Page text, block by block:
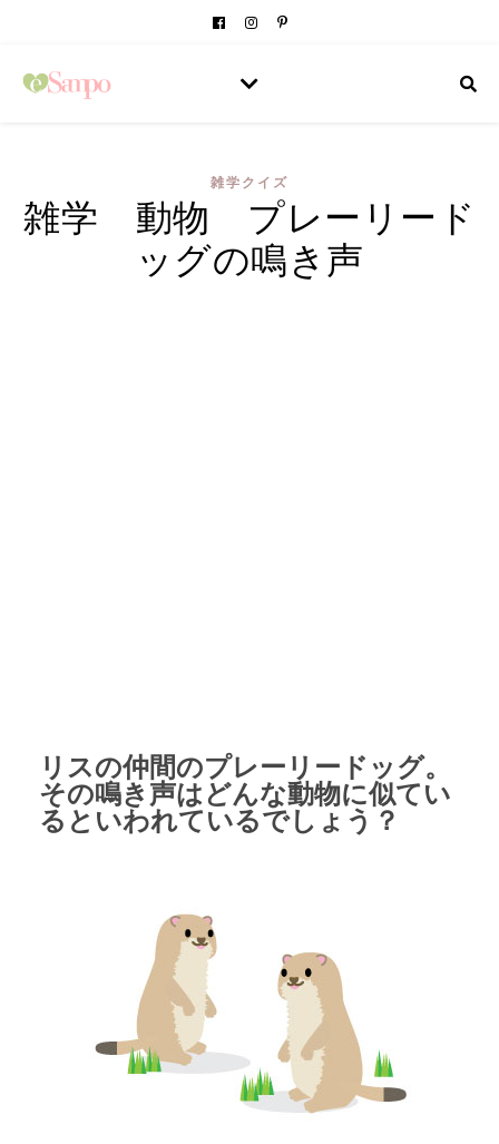
雑学クイズ
雑学 動物 プレーリード
ッグの鳴き声
リスの仲間のプレーリードッグ。
その鳴き声はどんな動物に似てい
るといわれているでしょう？